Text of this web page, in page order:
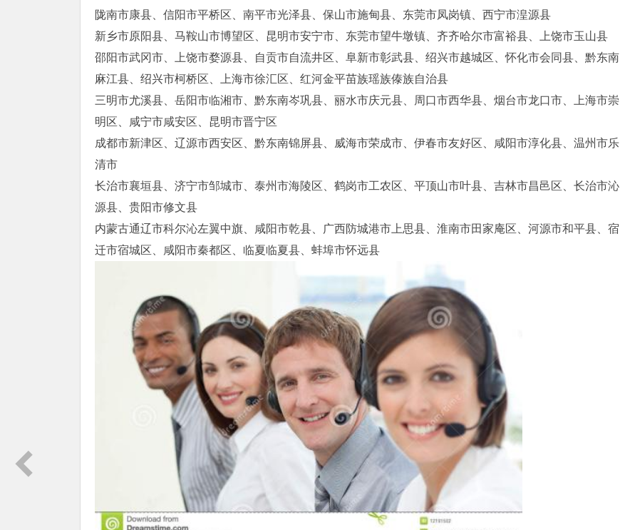
陇南市康县、信阳市平桥区、南平市光泽县、保山市施甸县、东莞市凤岗镇、西宁市湟源县
新乡市原阳县、马鞍山市博望区、昆明市安宁市、东莞市望牛墩镇、齐齐哈尔市富裕县、上饶市玉山县
邵阳市武冈市、上饶市婺源县、自贡市自流井区、阜新市彰武县、绍兴市越城区、怀化市会同县、黔东南
麻江县、绍兴市柯桥区、上海市徐汇区、红河金平苗族瑶族傣族自治县
三明市尤溪县、岳阳市临湘市、黔东南岑巩县、丽水市庆元县、周口市西华县、烟台市龙口市、上海市崇
明区、咸宁市咸安区、昆明市晋宁区
成都市新津区、辽源市西安区、黔东南锦屏县、威海市荣成市、伊春市友好区、咸阳市淳化县、温州市乐
清市
长治市襄垣县、济宁市邹城市、泰州市海陵区、鹤岗市工农区、平顶山市叶县、吉林市昌邑区、长治市沁
源县、贵阳市修文县
内蒙古通辽市科尔沁左翼中旗、咸阳市乾县、广西防城港市上思县、淮南市田家庵区、河源市和平县、宿
迁市宿城区、咸阳市秦都区、临夏临夏县、蚌埠市怀远县